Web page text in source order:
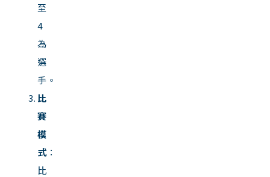
至
4
為
選
手。
比
賽
模
式：
比